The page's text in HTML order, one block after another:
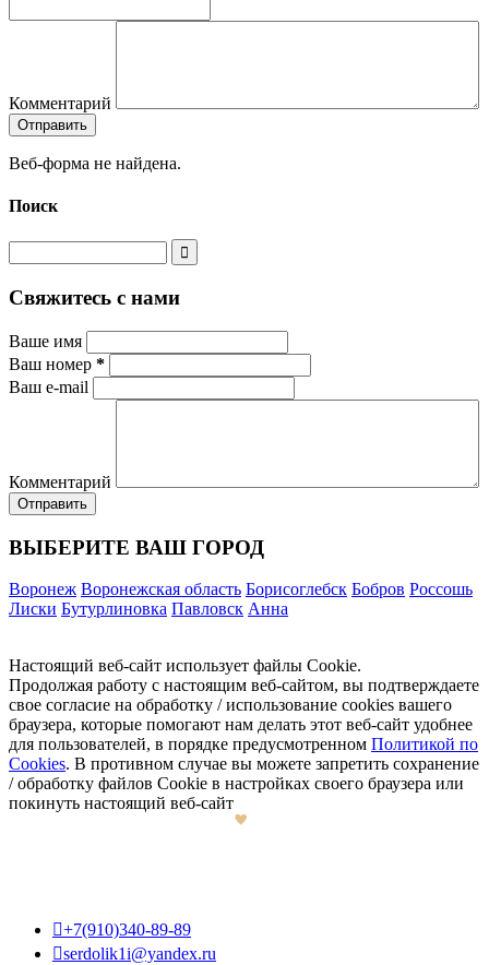
Комментарий
Веб-форма не найдена.
Поиск
Свяжитесь с нами
Ваше имя
Ваш номер *
Ваш e-mail
Комментарий
ВЫБЕРИТЕ ВАШ ГОРОД
Воронеж Воронежская область Борисоглебск Бобров Россошь
Лиски Бутурлиновка Павловск Анна
Настоящий веб-сайт использует файлы Cookie.
Продолжая работу с настоящим веб-сайтом, вы подтверждаете
свое согласие на обработку / использование cookies вашего
браузера, которые помогают нам делать этот веб-сайт удобнее
для пользователей, в порядке предусмотренном Политикой по
Cookies. В противном случае вы можете запретить сохранение
/ обработку файлов Cookie в настройках своего браузера или
покинуть настоящий веб-сайт
+7(910)340-89-89
serdolik1i@yandex.ru